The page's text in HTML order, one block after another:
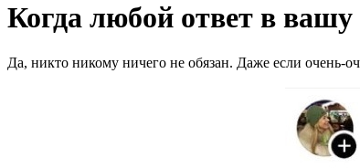
Когда любой ответ в вашу
Да, никто никому ничего не обязан. Даже если очень-